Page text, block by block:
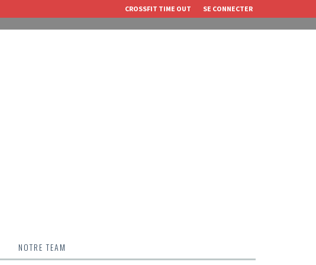
CROSSFIT TIME OUT SE CONNECTER
NOTRE TEAM